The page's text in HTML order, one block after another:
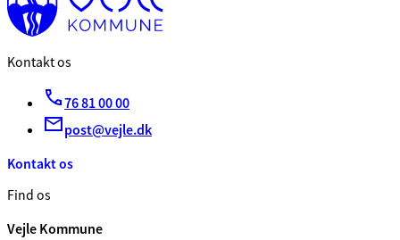
Kontakt os
76 81 00 00
post@vejle.dk
Kontakt os
Find os
Vejle Kommune